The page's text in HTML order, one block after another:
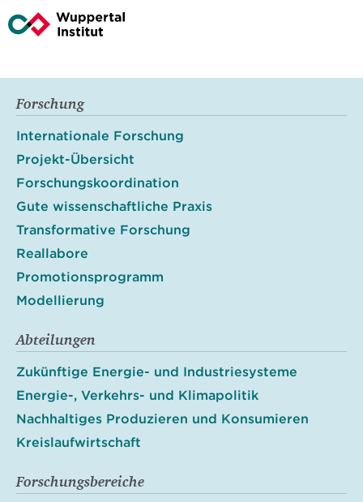
Forschung
Internationale Forschung
Projekt-Übersicht
Forschungskoordination
Gute wissenschaftliche Praxis
Transformative Forschung
Reallabore
Promotionsprogramm
Modellierung
Abteilungen
Zukünftige Energie- und Industriesysteme
Energie-, Verkehrs- und Klimapolitik
Nachhaltiges Produzieren und Konsumieren
Kreislaufwirtschaft
Forschungsbereiche